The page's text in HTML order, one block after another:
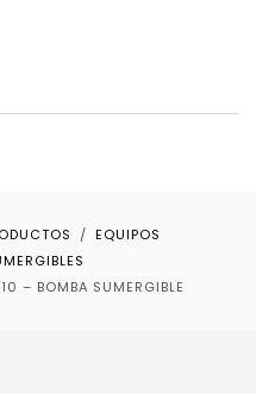
EQUIPOS
– BOMBA SUMERGIBLE